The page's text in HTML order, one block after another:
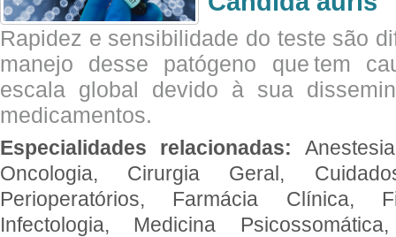
Rapidez e sensibilidade do teste são
manejo desse patógeno que tem
escala global devido à sua
medicamentos.
Especialidades relacionadas:
Oncologia, Cirurgia Geral,
Perioperatórios, Farmácia Clínica,
Infectologia, Medicina